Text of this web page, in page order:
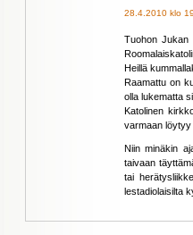
28.4.2010 klo
Tuohon Jukan
Heillä
Raamattu on
olla lukematta
Katolinen
varmaan
Niin minäkin
taivaan
tai
lestadiolaisilta